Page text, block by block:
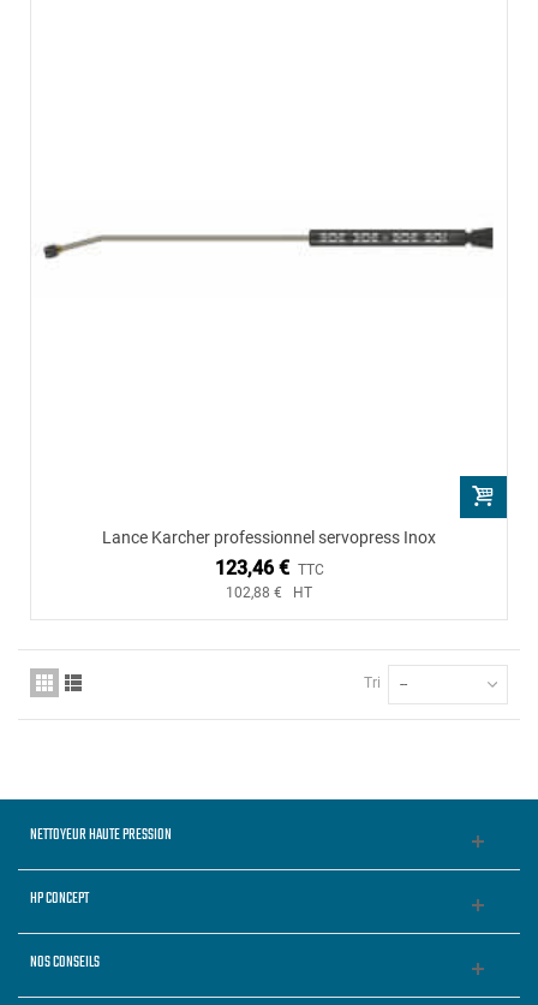
Lance Karcher professionnel servopress Inox
123,46 € TTC
102,88 € HT
Tri --
NETTOYEUR HAUTE PRESSION
HP CONCEPT
NOS CONSEILS